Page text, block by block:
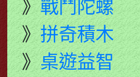
》戰鬥陀螺
》拼奇積木
》桌遊益智